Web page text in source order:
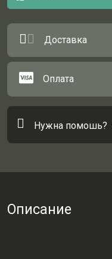
Доставка
Оплата
Нужна помошь?
Описание